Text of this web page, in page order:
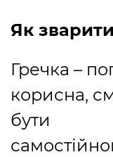
Як
Гречка –
корисна,
бути